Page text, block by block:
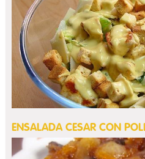
ENSALADA CESAR CON